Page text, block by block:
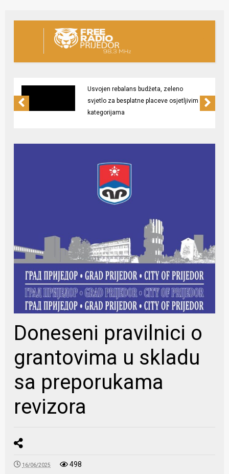
Usvojen rebalans budžeta, zeleno
svjetlo za besplatne placeve osjetljivim
kategorijama
Doneseni pravilnici o
grantovima u skladu
sa preporukama
revizora
16/06/2025 498